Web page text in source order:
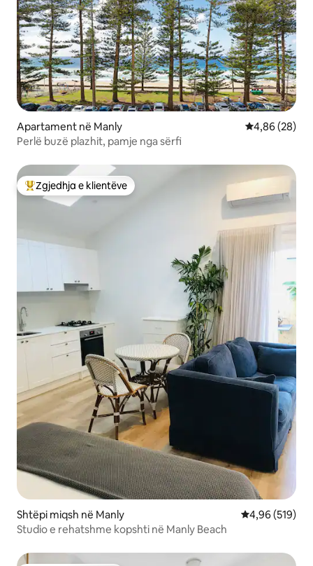
Apartament në Manly Vlerësimi
4,86 (28)
Perlë buzë plazhit, pamje nga sërfi
Më të mirat e zgjedhjeve të klientëve
Zgjedhja e klientëve
Shtëpi miqsh në Manly Vlerësimi
4,96 (519)
Studio e rehatshme kopshti në Manly Beach